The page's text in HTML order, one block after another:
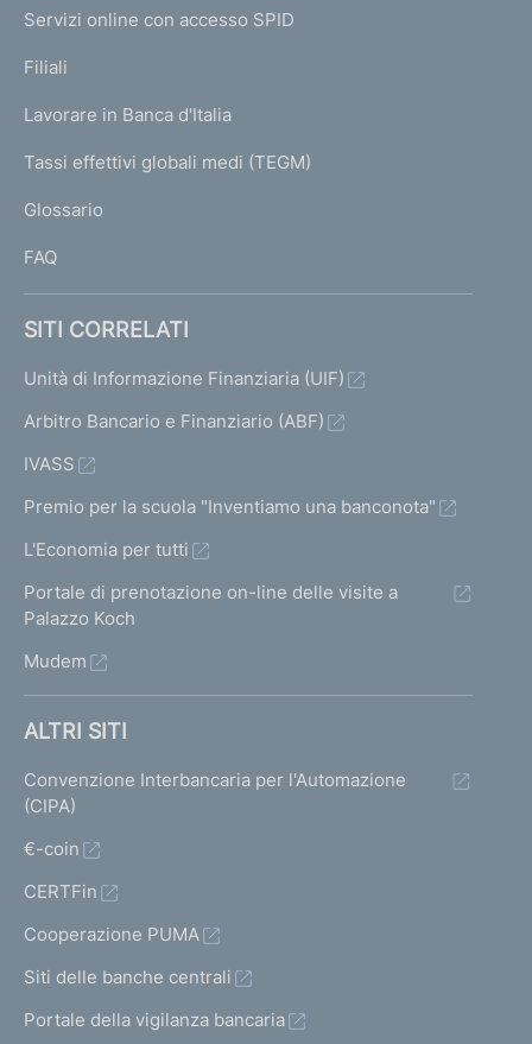
e
a
g
N
K
T
I
I
Servizi online con accesso SPID
Filiali
Lavorare in Banca d'Italia
Tassi effettivi globali medi (TEGM)
Glossario
FAQ
SITI CORRELATI
Unità di Informazione Finanziaria (UIF)
Arbitro Bancario e Finanziario (ABF)
IVASS
Premio per la scuola "Inventiamo una banconota"
L'Economia per tutti
Portale di prenotazione on-line delle visite a
Palazzo Koch
Mudem
ALTRI SITI
Convenzione Interbancaria per l'Automazione
(CIPA)
€-coin
CERTFin
Cooperazione PUMA
Siti delle banche centrali
Portale della vigilanza bancaria